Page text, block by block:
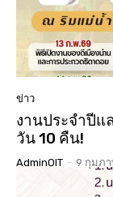
ข่าว
งานประจำปีแ
วัน 10 คืน!
AdminOIT - 9 กุมภ